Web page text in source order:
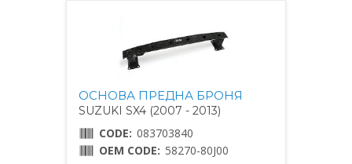
ОСНОВА ПРЕДНА БРОНЯ
SUZUKI SX4 (2007 - 2013)
CODE: 083703840
OEM CODE: 58270-80J00